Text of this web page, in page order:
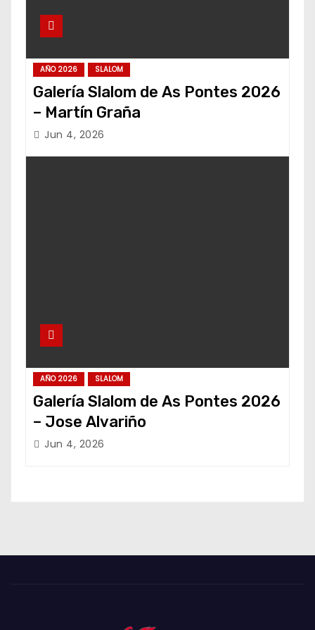
AÑO 2026 SLALOM
Galería Slalom de As Pontes 2026
– Martín Graña
Jun 4, 2026
AÑO 2026 SLALOM
Galería Slalom de As Pontes 2026
– Jose Alvariño
Jun 4, 2026